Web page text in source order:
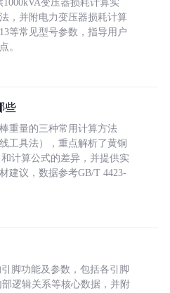
1000kVA变压器损耗计算实
，并附电力变压器损耗计算
等常见型号参数，指导用户
。
些
重量的三种常用计算方法
工具法），重点解析了黄铜
计算公式的差异，并提供实
建议，数据参考GB/T 4423-
脚功能及参数，包括各引脚
逻辑关系等核心数据，并附